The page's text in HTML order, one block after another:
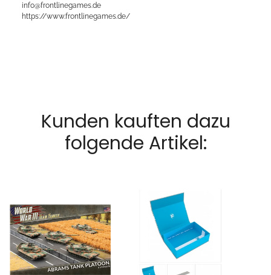
info@frontlinegames.de
https://www.frontlinegames.de/
Kunden kauften dazu
folgende Artikel: